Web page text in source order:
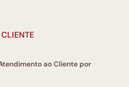
ao Cliente por